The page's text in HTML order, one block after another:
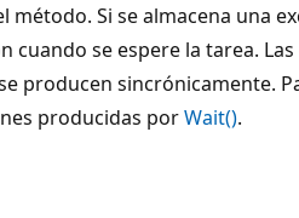
Si se almacena una
cuando se espere la tarea.
producen sincrónicamente.
producidas porWait().